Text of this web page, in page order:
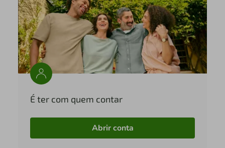
É ter com quem contar
Abrir conta